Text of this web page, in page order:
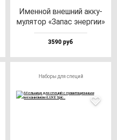
Имен­ной внеш­ний ак­ку­
му­ля­тор «Запас энер­гии»
3590 руб
Наборы для специй